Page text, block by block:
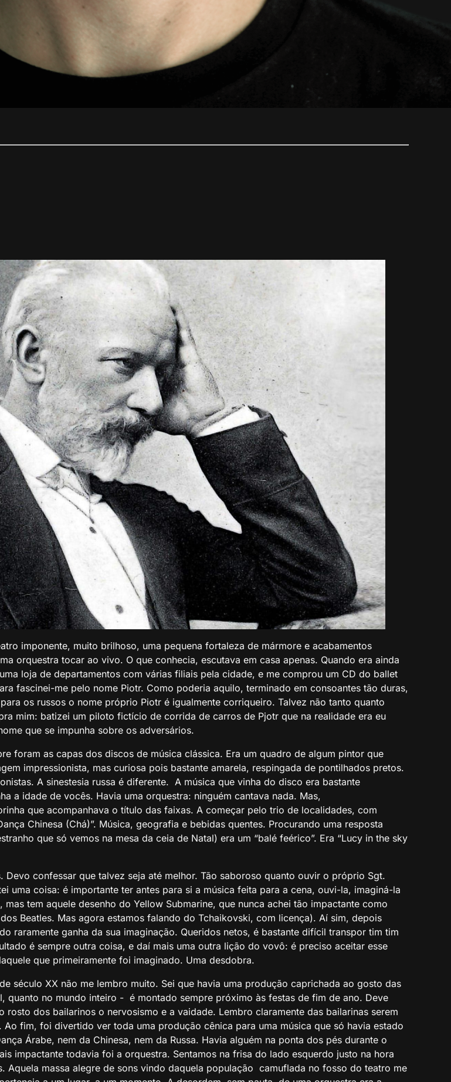
imponente, muito brilhoso, uma pequena fortaleza de mármore e acabamentos
orquestra tocar ao vivo. O que conhecia, escutava em casa apenas. Quando era ainda
loja de departamentos com várias filiais pela cidade, e me comprou um CD do ballet
fascinei-me pelo nome Piotr. Como poderia aquilo, terminado em consoantes tão duras,
os russos o nome próprio Piotr é igualmente corriqueiro. Talvez não tanto quanto
mim: batizei um piloto fictício de corrida de carros de Pjotr que na realidade era eu
que se impunha sobre os adversários.
foram as capas dos discos de música clássica. Era um quadro de algum pintor que
impressionista, mas curiosa pois bastante amarela, respingada de pontilhados pretos.
A sinestesia russa é diferente. A música que vinha do disco era bastante
a idade de vocês. Havia uma orquestra: ninguém cantava nada. Mas,
que acompanhava o título das faixas. A começar pelo trio de localidades, com
Chinesa (Chá)”. Música, geografia e bebidas quentes. Procurando uma resposta
que só vemos na mesa da ceia de Natal) era um “balé feérico”. Era “Lucy in the sky
confessar que talvez seja até melhor. Tão saboroso quanto ouvir o próprio Sgt.
uma coisa: é importante ter antes para si a música feita para a cena, ouvi-la, imaginá-la
tem aquele desenho do Yellow Submarine, que nunca achei tão impactante como
Beatles. Mas agora estamos falando do Tchaikovski, com licença). Aí sim, depois
raramente ganha da sua imaginação. Queridos netos, é bastante difícil transpor tim tim
é sempre outra coisa, e daí mais uma outra lição do vovô: é preciso aceitar esse
que primeiramente foi imaginado. Uma desdobra.
século XX não me lembro muito. Sei que havia uma produção caprichada ao gosto das
quanto no mundo inteiro - é montado sempre próximo às festas de fim de ano. Deve
dos bailarinos o nervosismo e a vaidade. Lembro claramente das bailarinas serem
fim, foi divertido ver toda uma produção cênica para uma música que só havia estado
Árabe, nem da Chinesa, nem da Russa. Havia alguém na ponta dos pés durante o
impactante todavia foi a orquestra. Sentamos na frisa do lado esquerdo justo na hora
Aquela massa alegre de sons vindo daquela população camuflada no fosso do teatro me